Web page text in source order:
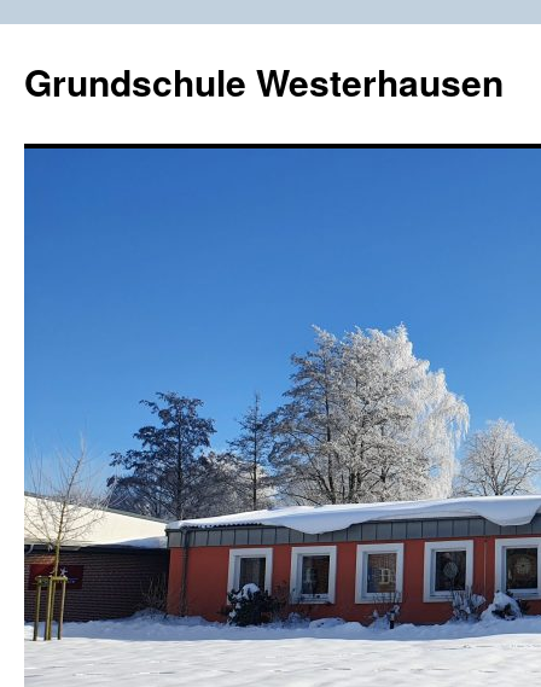
springen
Grundschule Westerhausen